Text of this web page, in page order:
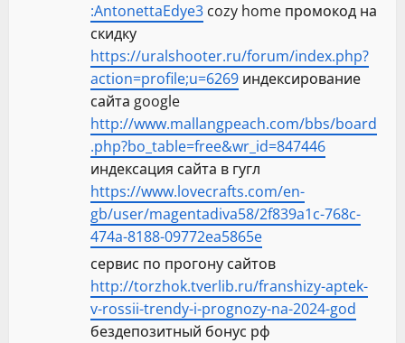
:AntonettaEdye3 cozy home промокод на
скидку
https://uralshooter.ru/forum/index.php?
action=profile;u=6269 индексирование
сайта google
http://www.mallangpeach.com/bbs/board
.php?bo_table=free&wr_id=847446
индексация сайта в гугл
https://www.lovecrafts.com/en-
gb/user/magentadiva58/2f839a1c-768c-
474a-8188-09772ea5865e
сервис по прогону сайтов
http://torzhok.tverlib.ru/franshizy-aptek-
v-rossii-trendy-i-prognozy-na-2024-god
бездепозитный бонус рф